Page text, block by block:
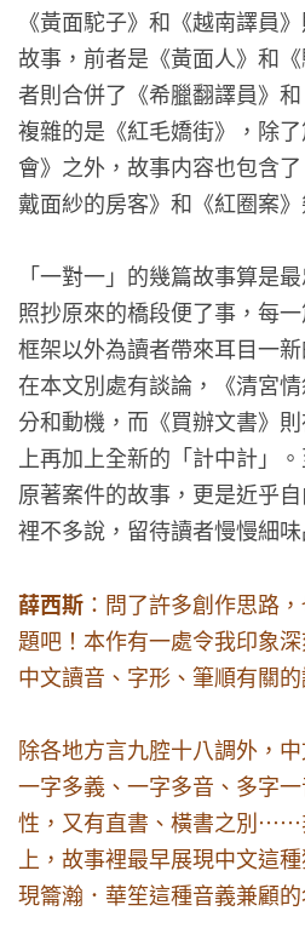
《黃面駝子》和《越南譯員
故事，前者是《黃面人》和
者則合併了《希臘翻譯員》
複雜的是《紅毛嬌街》，除
會》之外，故事内容也包含
戴面紗的房客》和《紅圈案》
「一對一」的幾篇故事算是
照抄原來的橋段便了事，每
框架以外為讀者帶來耳目一
在本文別處有談論，《清宮
分和動機，而《買辦文書》
上再加上全新的「計中計」
原著案件的故事，更是近乎
裡不多說，留待讀者慢慢細味
薛西斯 ：問了許多創作思路
題吧！本作有一處令我印象
中文讀音、字形、筆順有關的
除各地方言九腔十八調外，
一字多義、一字多音、多字
性，又有直書、橫書之別……
上，故事裡最早展現中文這
現籥瀚．華笙這種音義兼顧